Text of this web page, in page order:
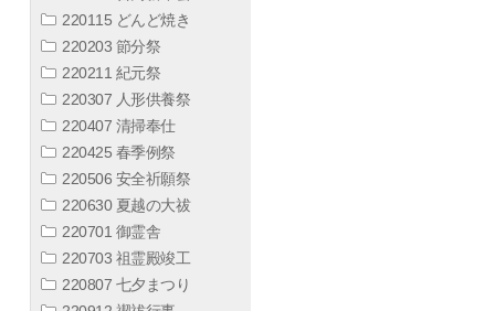
220115 どんど焼き
220203 節分祭
220211 紀元祭
220307 人形供養祭
220407 清掃奉仕
220425 春季例祭
220506 安全祈願祭
220630 夏越の大祓
220701 御霊舎
220703 祖霊殿竣工
220807 七夕まつり